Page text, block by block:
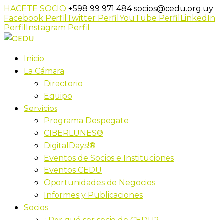
HACETE SOCIO +598 99 971 484socios@cedu.org.uy
Facebook Perfil Twitter Perfil YouTube Perfil LinkedIn
Perfil Instagram Perfil
Inicio
La Cámara
Directorio
Equipo
Servicios
Programa Despegate
CIBERLUNES®
DigitalDays!®
Eventos de Socios e Instituciones
Eventos CEDU
Oportunidades de Negocios
Informes y Publicaciones
Socios